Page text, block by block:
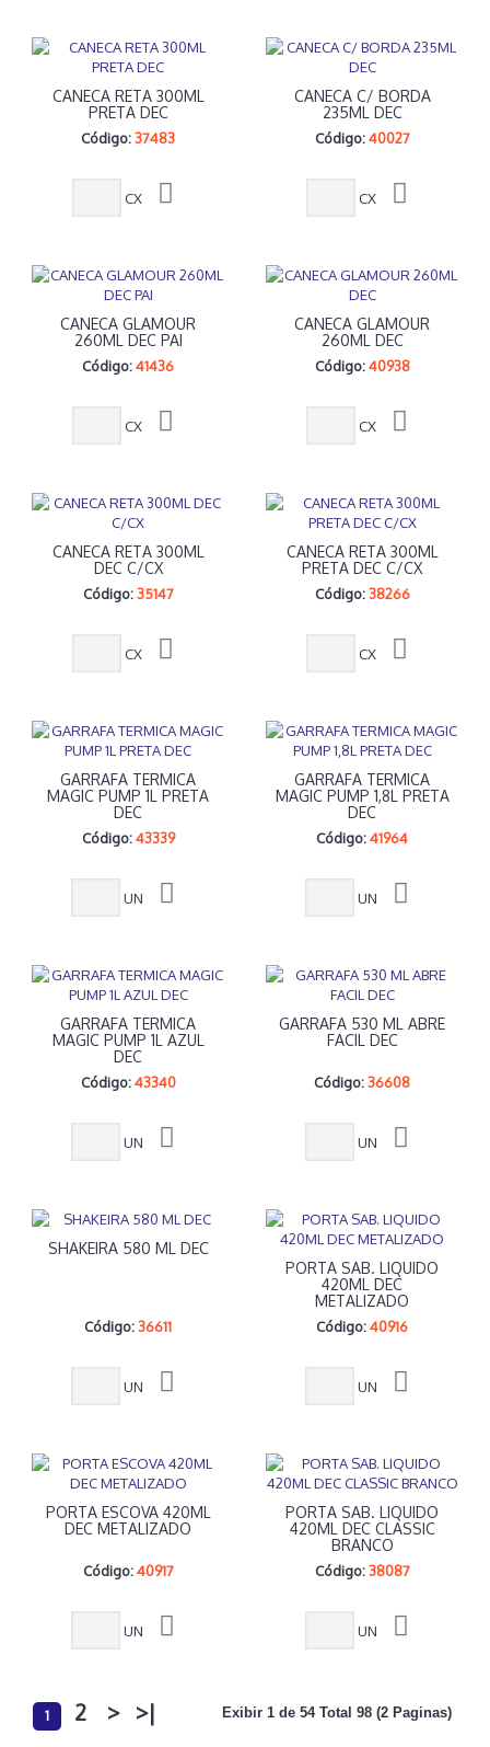
CANECA RETA 300ML
PRETA DEC
Código:37483
CX
CANECA C/ BORDA
235ML DEC
Código: 40027
CX
CANECA GLAMOUR
260ML DEC PAI
Código:41436
CX
CANECA GLAMOUR
260ML DEC
Código: 40938
CX
CANECA RETA 300ML
DEC C/CX
Código: 35147
CX
CANECA RETA 300ML
PRETA DEC C/CX
Código: 38266
CX
GARRAFA TERMICA
MAGIC PUMP 1L PRETA
DEC
Código: 43339
UN
GARRAFA TERMICA
MAGIC PUMP 1,8L PRETA
DEC
Código:41964
UN
GARRAFA TERMICA
MAGIC PUMP 1L AZUL
DEC
Código: 43340
UN
GARRAFA 530 ML ABRE
FACIL DEC
Código:36608
UN
SHAKEIRA 580 ML DEC
Código:36611
UN
PORTA SAB. LIQUIDO
420ML DEC
METALIZADO
Código:40916
UN
PORTA ESCOVA 420ML
DEC METALIZADO
Código: 40917
UN
PORTA SAB. LIQUIDO
420ML DEC CLASSIC
BRANCO
Código: 38087
UN
1 2 > >| Exibir 1 de 54 Total 98 (2 Paginas)